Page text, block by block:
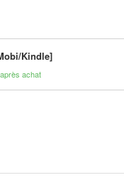
Kindle]
achat